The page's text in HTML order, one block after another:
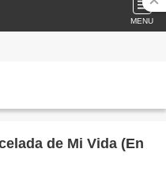
MENU
de Mi Vida (En